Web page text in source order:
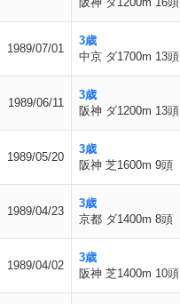
1989/07/01
3歳
中京 ダ1700m 13頭
1989/06/11
3歳
阪神 ダ1200m 13頭
1989/05/20
3歳
阪神 芝1600m 9頭
1989/04/23
3歳
京都 ダ1400m 8頭
1989/04/02
3歳
阪神 芝1400m 10頭